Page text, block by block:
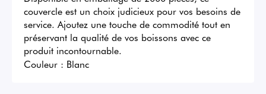
couvercle est un choix judicieux pour vos besoins de
service. Ajoutez une touche de commodité tout en
préservant la qualité de vos boissons avec ce
produit incontournable.
Couleur : Blanc